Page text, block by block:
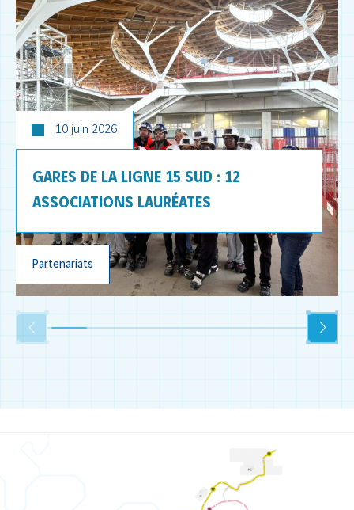
10 juin 2026
GARES DE LA LIGNE 15 SUD : 12
ASSOCIATIONS LAURÉATES
Partenariats